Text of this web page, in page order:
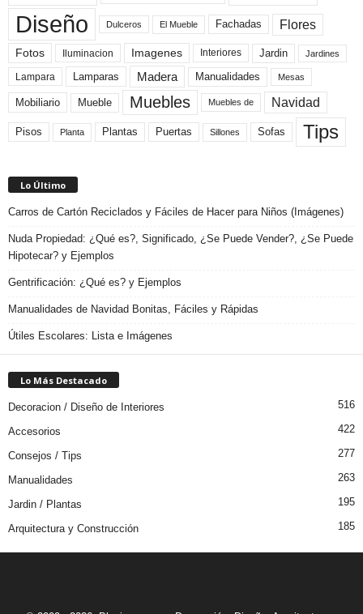
Diseño Dulceros El Mueble Fachadas Flores
Fotos Iluminacion Imagenes Interiores Jardin Jardines
Lampara Lamparas Madera Manualidades Mesas
Mobiliario Mueble Muebles Muebles de Navidad
Pisos Planta Plantas Puertas Sillones Sofas Tips
Lo Último
Carros de Cartón Reciclados y Fáciles de Hacer para Niños (Imágenes)
Nuda Propiedad: ¿Qué es?, Significado, ¿Se Puede Vender?, ¿Se Puede
Hipotecar? y Ejemplos
Gentrificación: ¿Qué es? y Ejemplos
Manualidades de Navidad Bonitas, Fáciles y Rápidas
Útiles Escolares: Lista e Imágenes
Lo Más Destacado
Decoracion / Diseño de Interiores 516
Accesorios 422
Consejos / Tips 277
Manualidades 263
Jardin / Plantas 195
Arquitectura y Construcción 185